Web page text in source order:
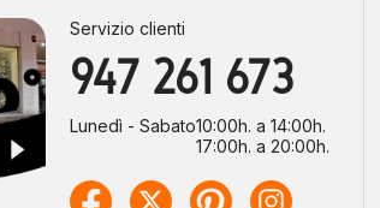
Servizio clienti
947 261 673
Lunedì - Sabato10:00h. a 14:00h.
17:00h. a 20:00h.